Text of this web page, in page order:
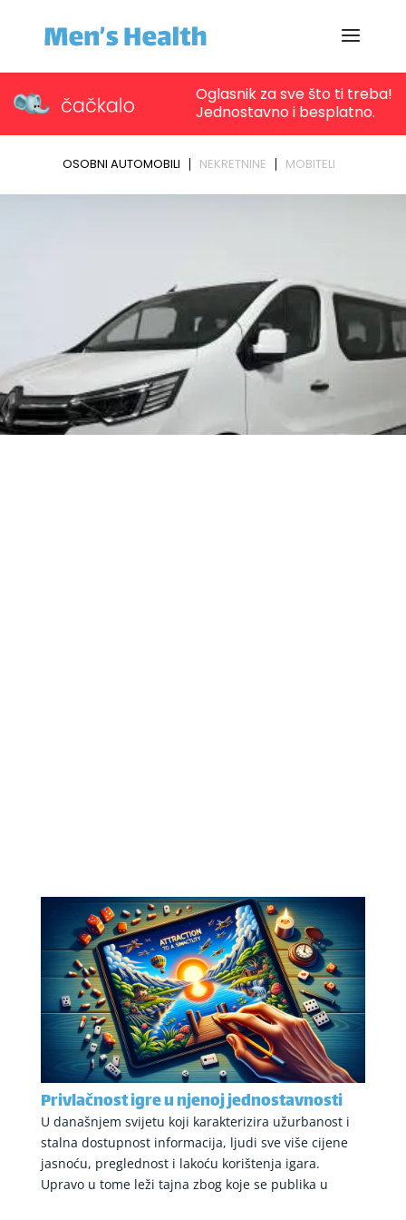
Privlačnost igre u njenoj jednostavnosti
U današnjem svijetu koji karakterizira užurbanost i
stalna dostupnost informacija, ljudi sve više cijene
jasnoću, preglednost i lakoću korištenja igara.
Upravo u tome leži tajna zbog koje se publika u